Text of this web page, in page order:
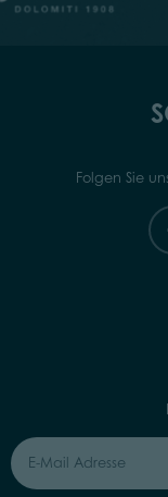
Folgen Sie